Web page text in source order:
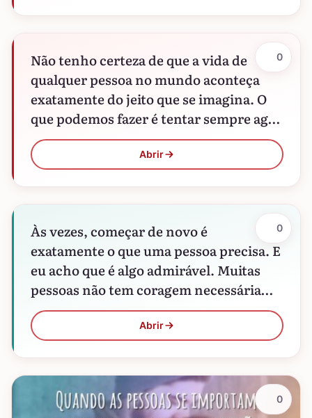
Não tenho certeza de que a vida de
qualquer pessoa no mundo aconteça
exatamente do jeito que se imagina. O
que podemos fazer é tentar sempre agir
para…
Abrir
0
Às vezes, começar de novo é
exatamente o que uma pessoa precisa. E
eu acho que é algo admirável. Muitas
pessoas não tem coragem necessária
para fazer algo…
Abrir
0
0